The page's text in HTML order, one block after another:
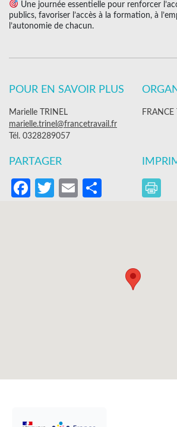
Une journée essentielle pour renforcer
publics, favoriser l’accès à la formation, à
l’autonomie de chacun.
POUR EN SAVOIR PLUS
Marielle TRINEL
marielle.trinel@francetravail.fr
Tél. 0328289057
FRANCE
PARTAGER
Facebook
Twitter
EmailPartager